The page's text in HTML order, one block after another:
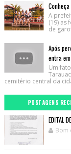
A
(19) as
de
Após
entra
Um
cemitério central da
POSTAGENS
EDITAL
Bom